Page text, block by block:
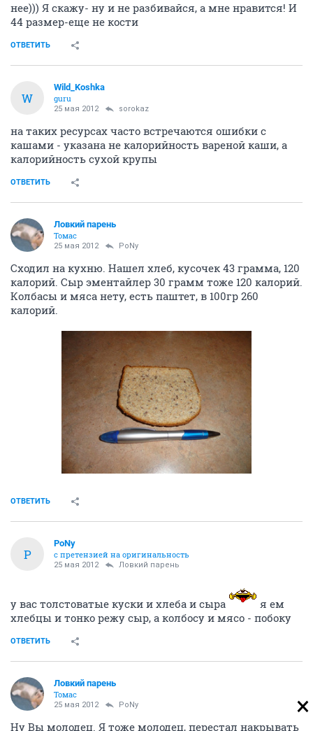
нее))) Я скажу- ну и не разбивайся, а мне нравится! И
44 размер-еще не кости
ОТВЕТИТЬ
W
Wild_Koshka
guru
25 мая 2012 sorokaz
на таких ресурсах часто встречаются ошибки с
кашами - указана не калорийность вареной каши, а
калорийность сухой крупы
ОТВЕТИТЬ
Ловкий парень
Томас
25 мая 2012 PoNy
Сходил на кухню. Нашел хлеб, кусочек 43 грамма, 120
калорий. Сыр эментайлер 30 грамм тоже 120 калорий.
Колбасы и мяса нету, есть паштет, в 100гр 260
калорий.
ОТВЕТИТЬ
P
PoNy
с претензией на оригинальность
25 мая 2012 Ловкий парень
у вас толстоватые куски и хлеба и сыра
я ем
хлебцы и тонко режу сыр, а колбосу и мясо - побоку
ОТВЕТИТЬ
Ловкий парень
Томас
25 мая 2012 PoNy
Ну Вы молодец. Я тоже молодец, перестал накрывать